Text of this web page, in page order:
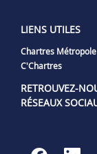
LIENS UTILES
Chartres Métropole
C'Chartres
RETROUVEZ-
RÉSEAUX